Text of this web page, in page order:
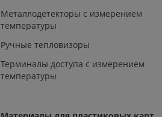
Металлодетекторы с измерением
температуры
Ручные тепловизоры
Терминалы доступа с измерением
температуры